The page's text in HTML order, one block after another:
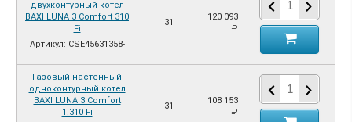
двухконтурный котел
BAXI LUNA 3 Comfort 310
Fi
Артикул: CSE45631358-
31
120 093
₽
Газовый настенный
одноконтурный котел
BAXI LUNA 3 Comfort
1.310 Fi
31
108 153
₽